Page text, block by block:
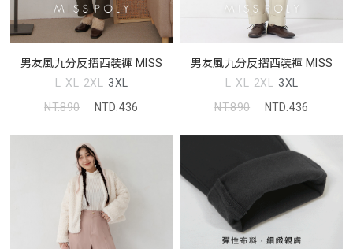
男友風九分反摺西裝褲 MISS
L XL 2XL 3XL
NT.890
NTD.436
男友風九分反摺西裝褲 MISS
L XL 2XL 3XL
NT.890
NTD.436